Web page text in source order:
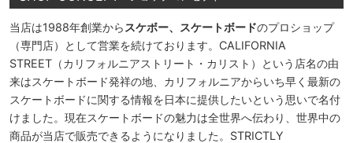
当店は1988年創業から スケボー、スケートボードのプロショップ
（専門店）として営業を続けております。CALIFORNIA
STREET（カリフォルニアストリート・カリスト）という店名の由
来はスケートボード発祥の地、カリフォルニアからいち早く最新の
スケートボードに関する情報を日本に提供したいという思いで名付
けました。現在スケートボードの魅力は全世界へ伝わり、世界中の
商品が当店で販売できるようになりました。STRICTLY